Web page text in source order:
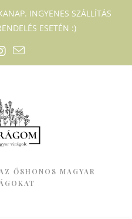
INGYENES SZÁLLÍTÁS
ESETÉN :)
ŐSHONOS MAGYAR